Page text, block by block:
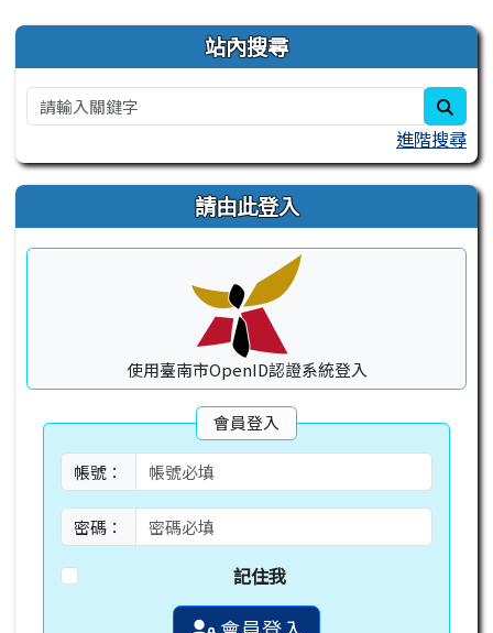
右邊區域內容 站內搜尋
進階搜尋
請由此登入
使用臺南市OpenID認證系統登入
會員登入
帳號：
密碼：
記住我